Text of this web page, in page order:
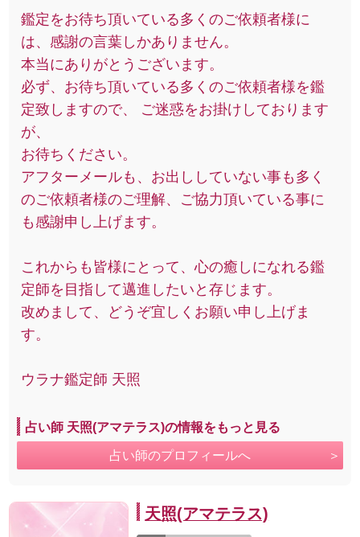
鑑定をお待ち頂いている多くのご依頼者様に
は、感謝の言葉しかありません。
本当にありがとうございます。
必ず、お待ち頂いている多くのご依頼者様を鑑
定致しますので、 ご迷惑をお掛けしております
が、
お待ちください。
アフターメールも、お出ししていない事も多く
のご依頼者様のご理解、ご協力頂いている事に
も感謝申し上げます。
これからも皆様にとって、心の癒しになれる鑑
定師を目指して邁進したいと存じます。
改めまして、どうぞ宜しくお願い申し上げま
す。
ウラナ鑑定師 天照
占い師 天照(アマテラス)の情報をもっと見る
占い師のプロフィールへ
天照(アマテラス)